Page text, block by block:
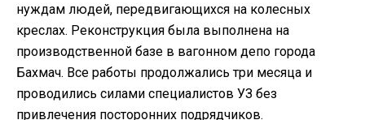
нуждам людей, передвигающихся на колесных
креслах. Реконструкция была выполнена на
производственной базе в вагонном депо города
Бахмач. Все работы продолжались три месяца и
проводились силами специалистов УЗ без
привлечения посторонних подрядчиков.